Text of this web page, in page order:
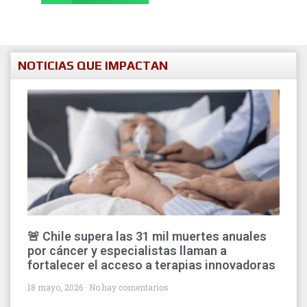
NOTICIAS QUE IMPACTAN
🚨 Chile supera las 31 mil muertes anuales
por cáncer y especialistas llaman a
fortalecer el acceso a terapias innovadoras
18 mayo, 2026 No hay comentarios